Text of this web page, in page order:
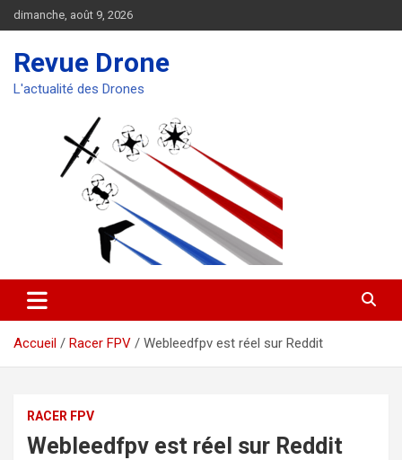
Aller
au
dimanche, août 9, 2026
Revue Drone
L'actualité des Drones
Accueil Racer FPV Webleedfpv est réel sur Reddit
RACER FPV
Webleedfpv est réel sur Reddit